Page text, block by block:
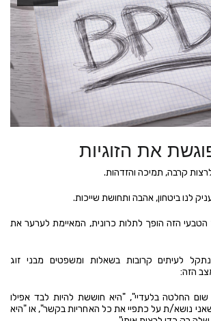
את הזוגיות
קרבה, תמיכה והזדהות.
לנו ביטחון, אהבה ותחושת שייכות.
הזה הופך לתלות כרונית, המאיימת לערער את
לעיתים קרובות בשאלות ומשפטים מבני זוג
הזה:
החלטה בלעדיי", "היא חוששת להיות לבד אפילו
נושא/ת על כתפיי את כל האחריות בקשר", או "היא